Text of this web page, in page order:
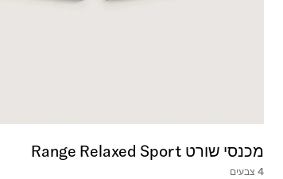
מכנסי שורט Range Relaxed Sport
4 צבעים